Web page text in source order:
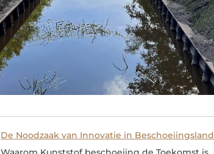
De Noodzaak van Innovatie in Beschoeiingsland